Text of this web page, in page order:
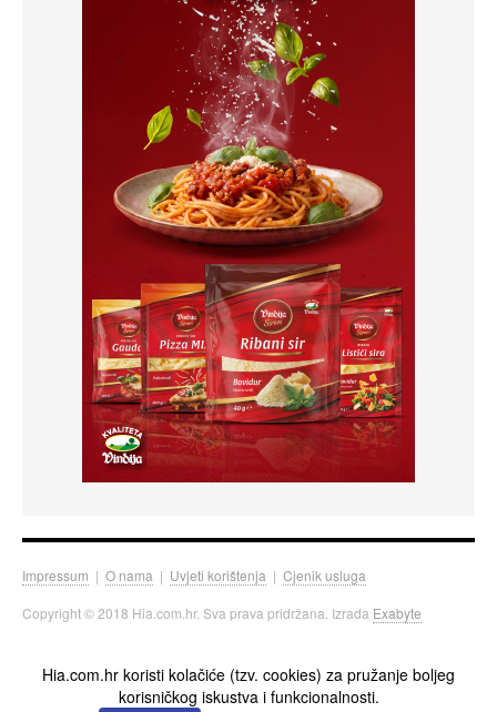
Impressum | O nama | Uvjeti korištenja | Cjenik usluga
Copyright © 2018 Hia.com.hr. Sva prava pridržana. Izrada Exabyte
Hia.com.hr koristi kolačiće (tzv. cookies) za pružanje boljeg
korisničkog iskustva i funkcionalnosti.